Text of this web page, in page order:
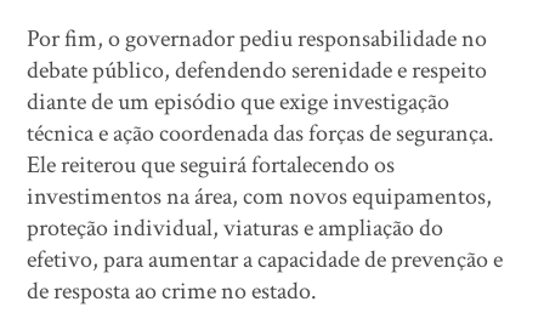
Por fim, o governador pediu responsabilidade no
debate público, defendendo serenidade e respeito
diante de um episódio que exige investigação
técnica e ação coordenada das forças de segurança.
Ele reiterou que seguirá fortalecendo os
investimentos na área, com novos equipamentos,
proteção individual, viaturas e ampliação do
efetivo, para aumentar a capacidade de prevenção e
de resposta ao crime no estado.